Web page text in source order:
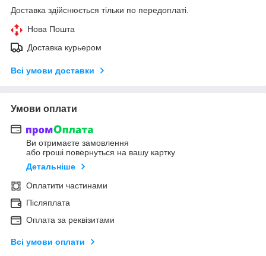
Доставка здійснюється тільки по передоплаті.
Нова Пошта
Доставка курьером
Всі умови доставки
Умови оплати
Ви отримаєте замовлення
або гроші повернуться на вашу картку
Детальніше
Оплатити частинами
Післяплата
Оплата за реквізитами
Всі умови оплати